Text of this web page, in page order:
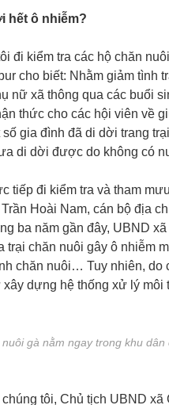
hết ô nhiễm?
đi kiểm tra các hộ chăn
cho biết: Nhằm giảm tình
nữ xã thông qua các buổi
thức cho các hội viên về
số gia đình đã di dời trang
di dời được do không có
tiếp đi kiểm tra và tham
Hoài Nam, cán bộ địa
ba năm gần đây, UBND
trại chăn nuôi gây ô nhiễm
chăn nuôi… Tuy nhiên, do
dựng hệ thống xử lý
gà nằm ngay trong khu
tôi, Chủ tịch UBND